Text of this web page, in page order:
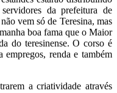
da prefeitura de
vem só de Teresina, mas
boa fama que o Maior
do teresinense. O corso é
empregos, renda e também
a criatividade através